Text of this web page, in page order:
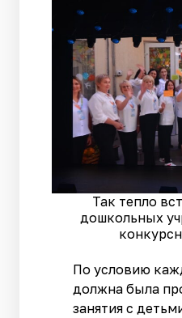
Так тепло
дошкольных
По условию
должна была
занятия с